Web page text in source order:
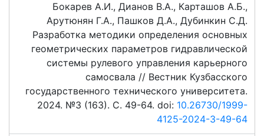
Бокарев А.И., Дианов В.А., Карташов А.Б.,
Арутюнян Г.А., Пашков Д.А., Дубинкин С.Д.
Разработка методики определения основных
геометрических параметров гидравлической
системы рулевого управления карьерного
самосвала // Вестник Кузбасского
государственного технического университета.
2024. №3 (163). C. 49-64. doi: 10.26730/1999-
4125-2024-3-49-64